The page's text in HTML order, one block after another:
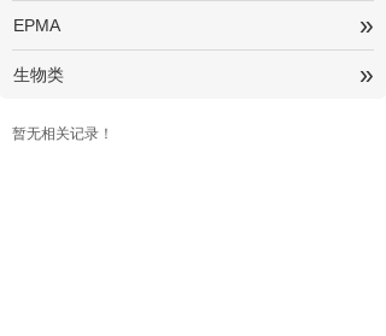
EPMA »
生物类 »
暂无相关记录！